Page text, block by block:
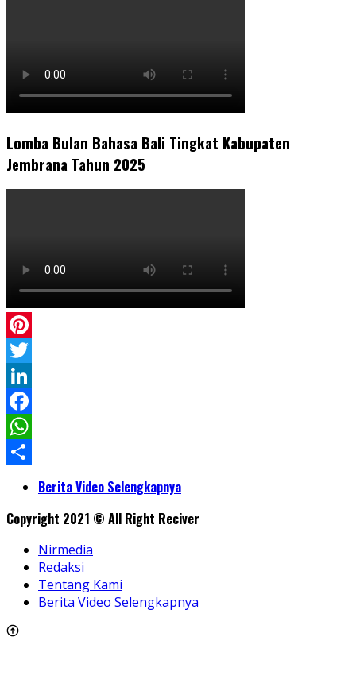
Lomba Bulan Bahasa Bali Tingkat Kabupaten
Jembrana Tahun 2025
Pinterest
Twitter
LinkedIn
Facebook
WhatsApp
ShareBerita Video Selengkapnya
Copyright 2021 © All Right Reciver
Nirmedia
Redaksi
Tentang Kami
Berita Video Selengkapnya